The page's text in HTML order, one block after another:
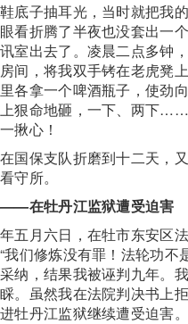
底子抽耳光，当时就把我
看折腾了半夜也没套出一
室出去了。凌晨二点多钟
间，将我双手铐在老虎凳
各拿一个啤酒瓶子，使劲
狠命地砸，一下、两下
揪心！
国保支队折磨到十二天，
守所。
在牡丹江监狱遭受迫害
五月六日，在牡市东安区
我们修炼没有罪！法轮功不
纳，结果我被诬判九年。
。虽然我在法院判决书上
牡丹江监狱继续遭受迫害。